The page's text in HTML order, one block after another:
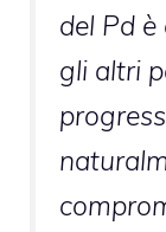
del Pd
gli altri